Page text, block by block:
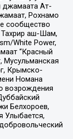
джамаата Ат-
Рохнамо
сообщество
Тахрир аш-Шам,
White Power,
“Красный
Мусульманская
Крымско-
Номана
возрождения
Белхороев,
Улыбается,